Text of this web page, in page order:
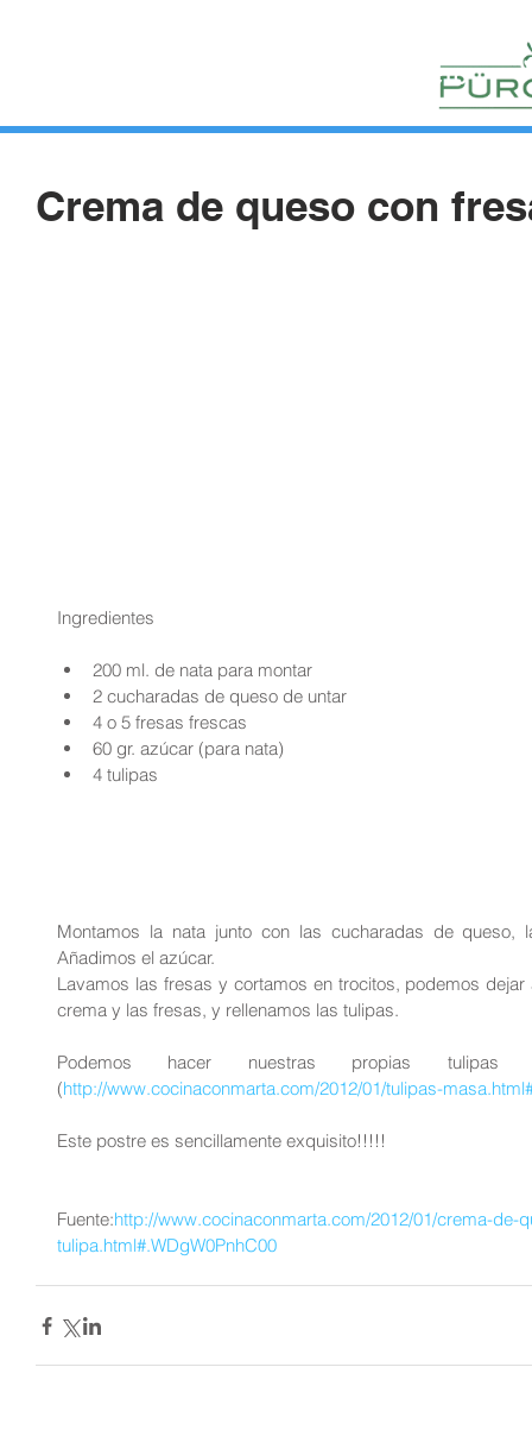
CONTACTO
Crema de queso con
Ingredientes
200 ml. de nata para montar
2 cucharadas de queso de untar
4 o 5 fresas frescas
60 gr. azúcar (para nata)
4 tulipas
Montamos la nata junto con las cucharadas de
Añadimos el azúcar.
Lavamos las fresas y cortamos en trocitos, podemos
crema y las fresas, y rellenamos las tulipas.
Podemos hacer nuestras propias
(http://www.cocinaconmarta.com/2012/01/tulipas-
Este postre es sencillamente exquisito!!!!!
Fuente:http://www.cocinaconmarta.com/2012/01/crema-de-
tulipa.html#.WDgW0PnhC00